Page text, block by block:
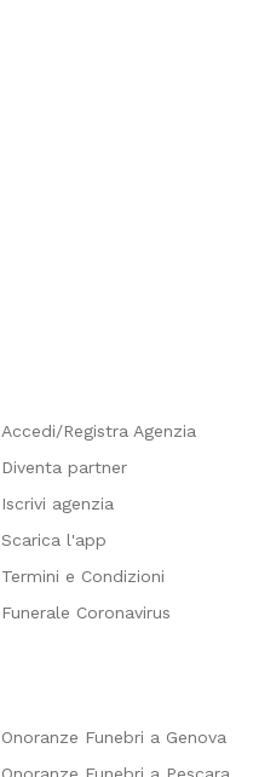
Accedi/Registra Agenzia
Diventa partner
Iscrivi agenzia
Scarica l'app
Termini e Condizioni
Funerale Coronavirus
Onoranze Funebri a Genova